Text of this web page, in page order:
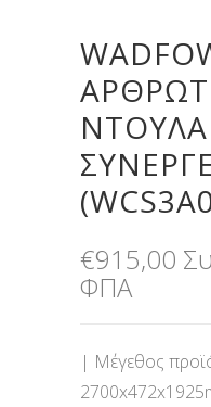
€915,00
ΦΠΑ
| Μέγεθος